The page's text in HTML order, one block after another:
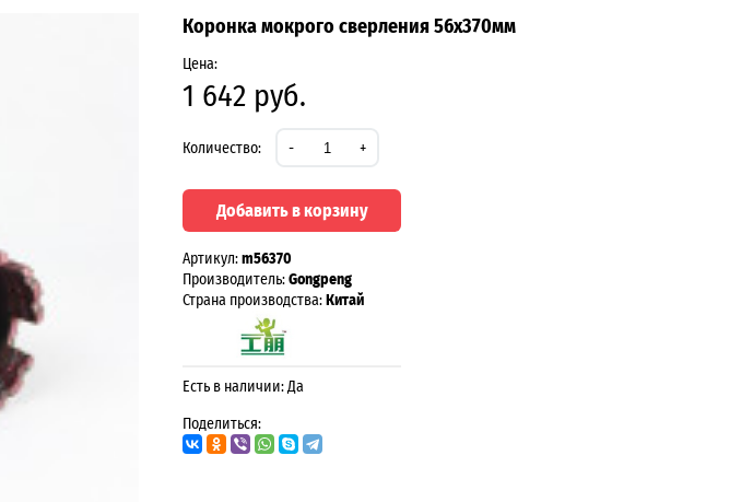
Коронка мокрого сверления 56х370мм
Цена:
1 642 руб.
Количество: - +
Добавить в корзину
Артикул:m56370
Производитель:Gongpeng
Страна производства:Китай
Есть в наличии: Да
Поделиться: